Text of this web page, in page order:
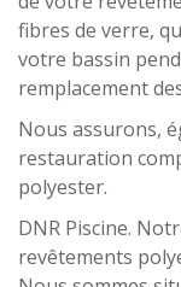
fibres de verre,
votre bassin
remplacement
Nous assurons,
restauration
polyester.
DNR Piscine.
revêtements